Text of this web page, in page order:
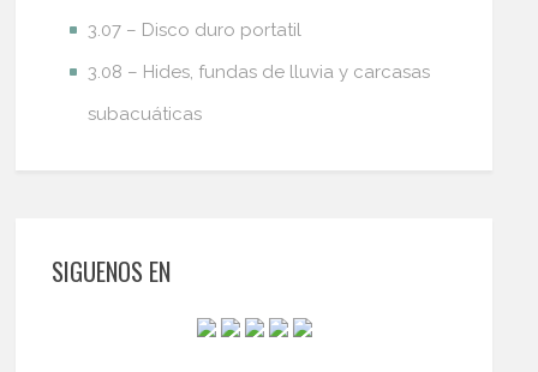
3.07 – Disco duro portatil
3.08 – Hides, fundas de lluvia y carcasas
subacuáticas
SIGUENOS EN